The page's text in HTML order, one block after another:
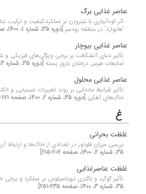
عناصر غذایی برگ
اثر کود‌آبیاری با نیتروژن بر عملکرد،کیفیت و
’هایوارد‘ در منطقه رودسر [دوره 35، شماره 1، 1400، صفحه 1-14]
عناصر غذایی بیوچار
تأثیر دمای آتشکافت بر برخی ویژگی‌های فیزیکی و
ضایعات هرس درختان بارور پسته [دوره 35، شماره 3، 1400، صفحه 321-337]
عناصر غذایی محلول
تأثیر شرایط ماندابی بر روند تغییرات شیمیایی و
خاک‌های آهکی [دوره 35، شماره 2، 1400، صفحه 171-178]
غ
غلظت بحرانی
بررسی میزان فلوئور در تعدادی از خاک‌ها و ارتباط
35، شماره 2، 1400، صفحه 207-215]
غلظت عناصرغذایی
تأثیر گوگرد و باکتری تیوباسیلوس بر عملکرد و
35، شماره 3، 1400، صفحه 235-251]